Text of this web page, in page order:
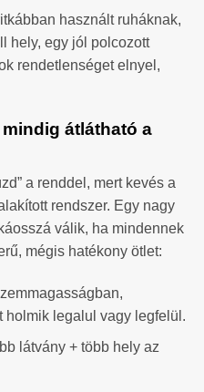
használt ruháknak,
hely, egy jól polcozott
rendetlenséget elnyel,
átlátható a
a renddel, mert kevés a
rendszer. Egy nagy
válik, ha mindennek
mégis hatékony ötlet:
holmik legalul vagy legfelül.
látvány + több hely az